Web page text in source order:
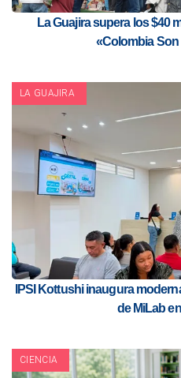
La Guajira supera los $40
«Colombia
LA GUAJIRA
IPSI Kottushi inaugura
de MiLab
CIENCIA